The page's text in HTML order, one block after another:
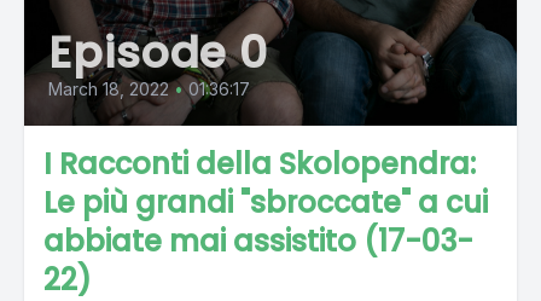
Episode 0
March 18, 2022 • 01:36:17
I Racconti della Skolopendra:
Le più grandi "sbroccate" a cui
abbiate mai assistito (17-03-
22)